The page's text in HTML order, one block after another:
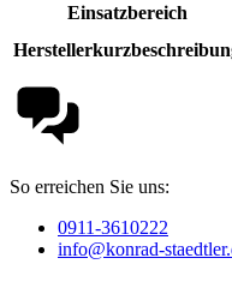
Einsatzbereich
So erreichen Sie uns:
0911-3610222
info@konrad-